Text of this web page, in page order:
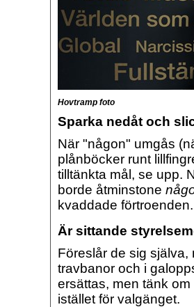
Hovtramp foto
Sparka nedåt och
När "någon" umgås
plånböcker runt
tilltänkta mål, se upp.
borde åtminstone
kvaddade förtroenden.
Är sittande
Föreslår de sig
travbanor och i
ersättas, men tänk
istället för valgänget.